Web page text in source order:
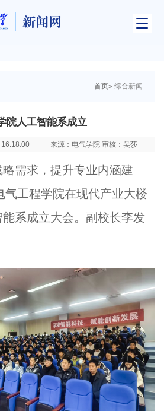
首页» 综合新闻
院人工智能系成立
来源：电气学院 审核：吴莎
需求，提升专业内涵建
气工程学院在现代产业大楼
系成立大会。副校长李发